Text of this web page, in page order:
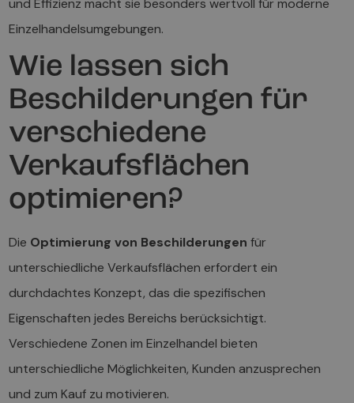
und Effizienz macht sie besonders wertvoll für moderne
Einzelhandelsumgebungen.
Wie lassen sich
Beschilderungen für
verschiedene
Verkaufsflächen
optimieren?
Die Optimierung von Beschilderungen für
unterschiedliche Verkaufsflächen erfordert ein
durchdachtes Konzept, das die spezifischen
Eigenschaften jedes Bereichs berücksichtigt.
Verschiedene Zonen im Einzelhandel bieten
unterschiedliche Möglichkeiten, Kunden anzusprechen
und zum Kauf zu motivieren.